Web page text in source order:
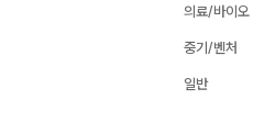
의료/바이오
중기/벤처
일반